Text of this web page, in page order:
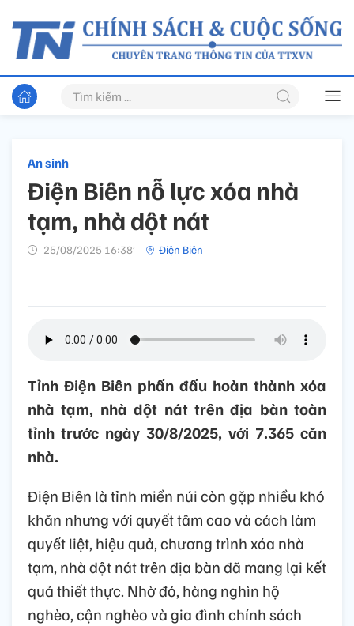
An sinh
Điện Biên nỗ lực xóa nhà
tạm, nhà dột nát
25/08/2025 16:38’ Điện Biên
Tỉnh Điện Biên phấn đấu hoàn thành xóa
nhà tạm, nhà dột nát trên địa bàn toàn
tỉnh trước ngày 30/8/2025, với 7.365 căn
nhà.
Điện Biên là tỉnh miền núi còn gặp nhiều khó
khăn nhưng với quyết tâm cao và cách làm
quyết liệt, hiệu quả, chương trình xóa nhà
tạm, nhà dột nát trên địa bàn đã mang lại kết
quả thiết thực. Nhờ đó, hàng nghìn hộ
nghèo, cận nghèo và gia đình chính sách